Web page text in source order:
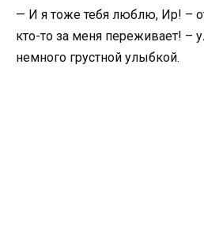
— И я тоже тебя люблю, Ир! –
кто-то за меня переживает! –
немного грустной улыбкой.